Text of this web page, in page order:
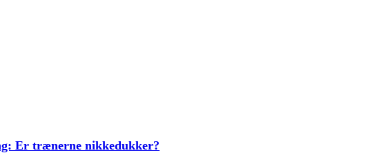
Er trænerne nikkedukker?